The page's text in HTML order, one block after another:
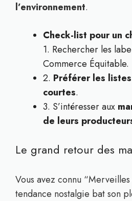
l’environnement.
Check-list pour un
1. Rechercher les
Commerce Équitable.
2. Préférer les
courtes.
3. S’intéresser aux
de leurs
Le grand retour des
Vous avez connu
tendance nostalgie bat son